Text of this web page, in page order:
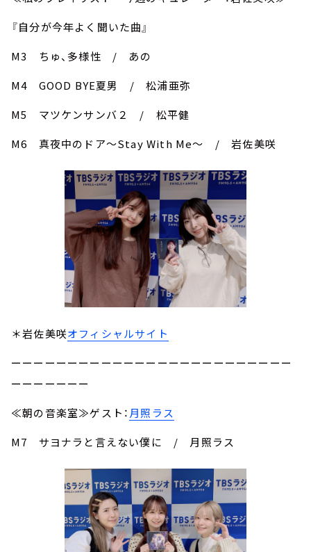
『自分が今年よく聞いた曲』
M3 ちゅ、多様性 / あの
M4 GOOD BYE夏男 / 松浦亜弥
M5 マツケンサンバ２ / 松平健
M6 真夜中のドア～Stay With Me～ / 岩佐美咲
＊岩佐美咲オフィシャルサイト
ーーーーーーーーーーーーーーーーーーーーーーーーー
ーーーーーーー
≪朝の音楽室≫ゲスト： 月照ラス
M7 サヨナラと言えない僕に / 月照ラス